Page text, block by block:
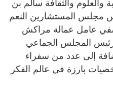
والعلوم والثقافة سالم بن
مجلس المستشارين النعم
عامل عمالة مراكش
المجلس الجماعي
إلى عدد من سفراء
بارزة في عالم الفكر